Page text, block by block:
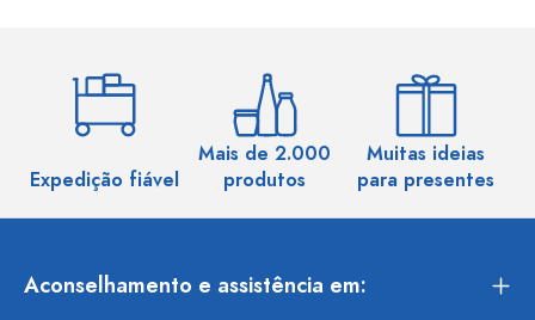
Expedição fiável
Mais de 2.000
produtos
Muitas ideias
para presentes
Aconselhamento e assistência em: